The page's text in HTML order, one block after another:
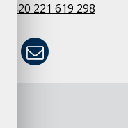
+420 221 619 298